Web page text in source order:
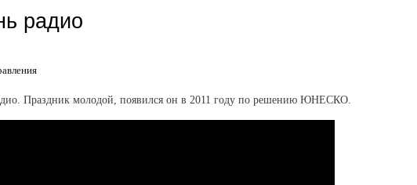
радио
Праздник молодой, появился он в 2011 году по решению ЮНЕСКО.